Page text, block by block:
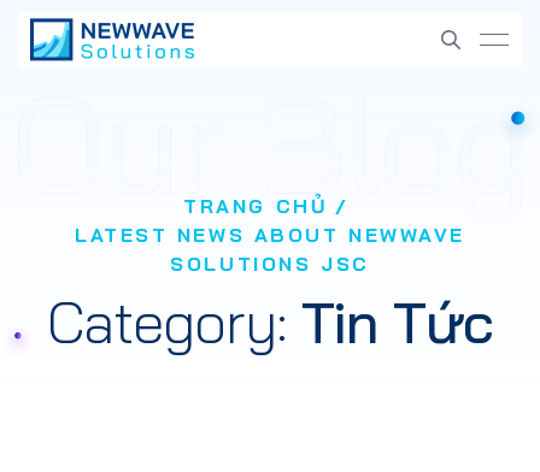
TRANG CHỦ
LATEST NEWS ABOUT NEWWAVE
SOLUTIONS JSC
Category: Tin Tức